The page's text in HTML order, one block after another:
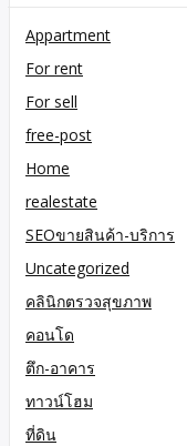
Appartment
For rent
For sell
free-post
Home
realestate
SEOขายสินค้า-บริการ
Uncategorized
คลินิกตรวจสุขภาพ
คอนโด
ตึก-อาคาร
ทาวน์โฮม
ที่ดิน